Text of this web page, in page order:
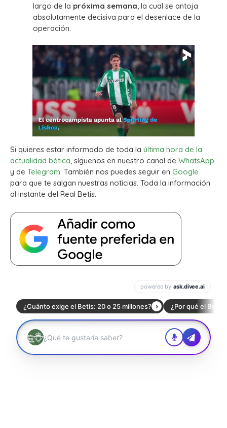
largo de la próxima semana, la cual se antoja
absolutamente decisiva para el desenlace de la
operación.
Si quieres estar informado de toda la última hora de la
actualidad bética, síguenos en nuestro canal de WhatsApp
y de Telegram. También nos puedes seguir en Google
para que te salgan nuestras noticias. Toda la información
al instante del Real Betis.